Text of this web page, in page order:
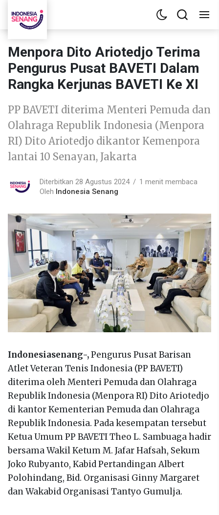
Menpora Dito Ariotedjo Terima
Pengurus Pusat BAVETI Dalam
Rangka Kerjunas BAVETI Ke XI
PP BAVETI diterima Menteri Pemuda dan
Olahraga Republik Indonesia (Menpora
RI) Dito Ariotedjo dikantor Kemenpora
lantai 10 Senayan, Jakarta
Diterbitkan 28 Agustus 2024
1 menit membaca
Oleh Indonesia Senang
Indonesiasenang-,Pengurus Pusat Barisan
Atlet Veteran Tenis Indonesia (PP BAVETI)
diterima oleh Menteri Pemuda dan Olahraga
Republik Indonesia (Menpora RI) Dito Ariotedjo
di kantor Kementerian Pemuda dan Olahraga
Republik Indonesia. Pada kesempatan tersebut
Ketua Umum PP BAVETI Theo L. Sambuaga hadir
bersama Wakil Ketum M. Jafar Hafsah, Sekum
Joko Rubyanto, Kabid Pertandingan Albert
Polohindang, Bid. Organisasi Ginny Margaret
dan Wakabid Organisasi Tantyo Gumulja.